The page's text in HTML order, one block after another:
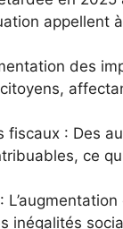
appellent
des
: Des
ce
inégalités